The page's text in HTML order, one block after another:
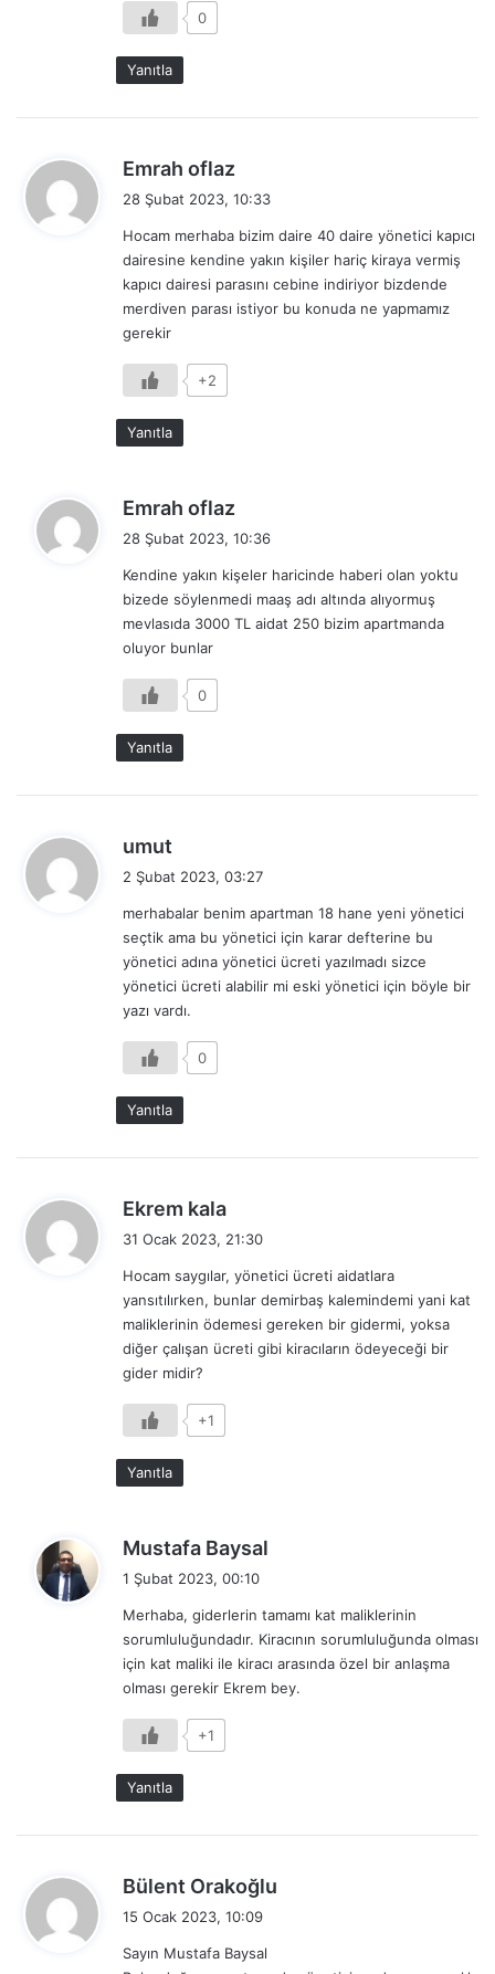
0
Yanıtla
Emrah oflaz
k
i
:
28 Şubat 2023, 10:33
Hocam merhaba bizim daire 40 daire yönetici kapıcı
dairesine kendine yakın kişiler hariç kiraya vermiş
kapıcı dairesi parasını cebine indiriyor bizdende
merdiven parası istiyor bu konuda ne yapmamız
gerekir
+2
Yanıtla
Emrah oflaz
i
k
i
28 Şubat 2023, 10:36
Kendine yakın kişeler haricinde haberi olan yoktu
bizede söylenmedi maaş adı altında alıyormuş
mevlasıda 3000 TL aidat 250 bizim apartmanda
oluyor bunlar
0
Yanıtla
umut
i
k
i
:
2 Şubat 2023, 03:27
merhabalar benim apartman 18 hane yeni yönetici
seçtik ama bu yönetici için karar defterine bu
yönetici adına yönetici ücreti yazılmadı sizce
yönetici ücreti alabilir mi eski yönetici için böyle bir
yazı vardı.
0
Yanıtla
Ekrem kala
i
k
i
:
31 Ocak 2023, 21:30
Hocam saygılar, yönetici ücreti aidatlara
yansıtılırken, bunlar demirbaş kalemindemi yani kat
maliklerinin ödemesi gereken bir gidermi, yoksa
diğer çalışan ücreti gibi kiracıların ödeyeceği bir
gider midir?
+1
Yanıtla
Mustafa Baysal
i
k
i
:
1 Şubat 2023, 00:10
Merhaba, giderlerin tamamı kat maliklerinin
sorumluluğundadır. Kiracının sorumluluğunda olması
için kat maliki ile kiracı arasında özel bir anlaşma
olması gerekir Ekrem bey.
+1
Yanıtla
Bülent Orakoğlu
15 Ocak 2023, 10:09
Sayın Mustafa Baysal